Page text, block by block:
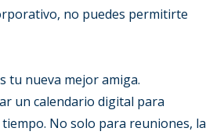
no puedes permitirte
tu nueva mejor amiga.
un calendario digital para
No solo para reuniones, la